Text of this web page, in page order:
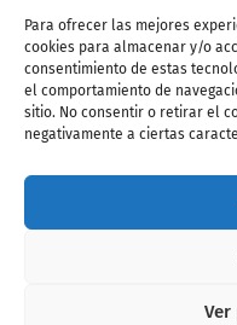
Para ofrecer las mejores
cookies para almacenar y/o
consentimiento de estas
el comportamiento de
sitio. No consentir o retirar el
negativamente a ciertas
Ver
trayectoria en
investigación
profesional.